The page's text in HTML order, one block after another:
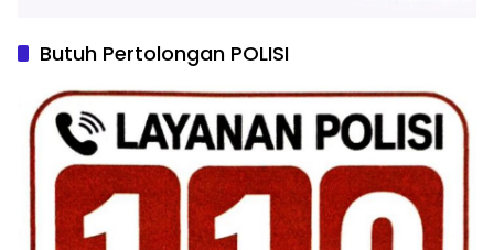
Butuh Pertolongan POLISI